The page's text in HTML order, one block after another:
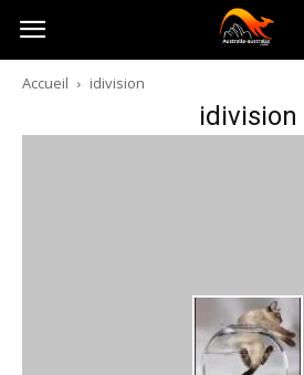
Australia-
australie.com
Accueil idivision
idivision